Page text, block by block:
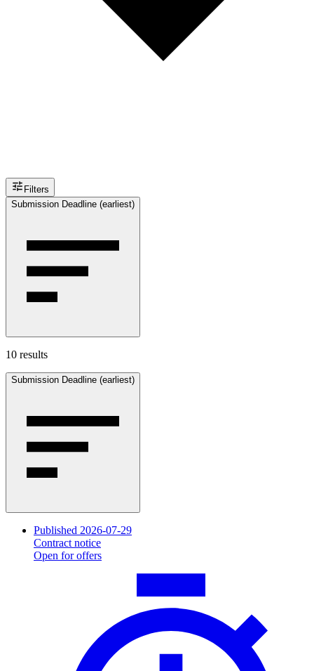
Filters
Submission Deadline (earliest)
10 results
Submission Deadline (earliest)
Published 2026-07-29
Contract notice
Open for offers